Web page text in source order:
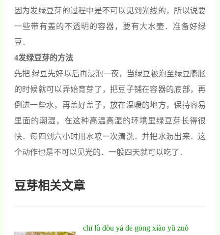
因为发绿豆芽的过程中是不可以见到光线的，所以说要
一些带有盖的不透明的容器，要有大水壶．准备好绿
豆．
4发绿豆芽的方法
先把 绿豆先好以后再浸泡一夜，当绿豆被泡至绿豆膨胀
的时候就可以弄始育芽了，把豆子铺在容器的底部，再
倒进一些水，再盖好盖子，放在温暖的地方，保持容易
里面的潮湿，在这种高温高湿的环境里绿豆芽长得很
快．每四到六小时用水喷一次清洗．并把水沥出来．这
个动作也是不可以见光的．一般四天就可以吃了．
豆芽相关文章
chī lǜ dòu yá de gōng xiào yǔ zuò